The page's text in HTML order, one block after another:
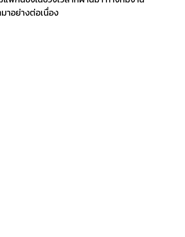
าอย่างต่อเนื่อง